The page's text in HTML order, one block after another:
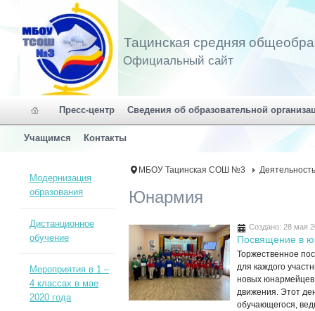
Тацинская средняя
Официальный сайт
Пресс-центр Сведения об образовательной
Учащимся Контакты
МБОУ Тацинская СОШ №3
Юнармия
Создано: 28 мая
Посвящение в
Торжественное
для каждого
новых
движения. Этот
обучающегося,
Модернизация
образования
Дистанционное
обучение
Мероприятия в 1 –
4 классах в мае
2020 года